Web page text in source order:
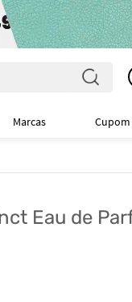
Marcas
Eau de